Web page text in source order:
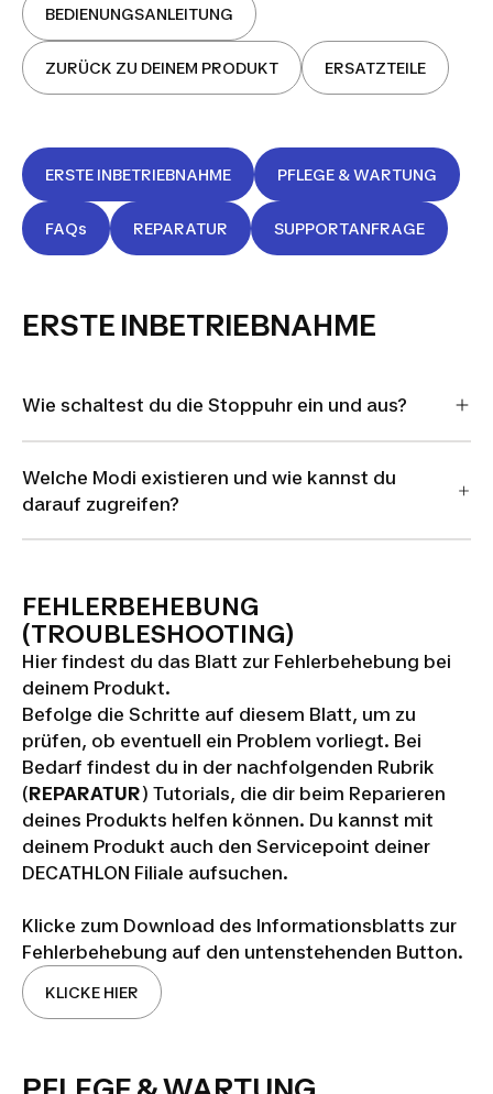
BEDIENUNGSANLEITUNG
ZURÜCK ZU DEINEM PRODUKT ERSATZTEILE
ERSTE INBETRIEBNAHME PFLEGE & WARTUNG
FAQs REPARATUR SUPPORTANFRAGE
ERSTE INBETRIEBNAHME
Wie schaltest du die Stoppuhr ein und aus?
Welche Modi existieren und wie kannst du
darauf zugreifen?
FEHLERBEHEBUNG
(TROUBLESHOOTING)
Hier findest du das Blatt zur Fehlerbehebung bei
deinem Produkt.
Befolge die Schritte auf diesem Blatt, um zu
prüfen, ob eventuell ein Problem vorliegt. Bei
Bedarf findest du in der nachfolgenden Rubrik
(REPARATUR) Tutorials, die dir beim Reparieren
deines Produkts helfen können. Du kannst mit
deinem Produkt auch den Servicepoint deiner
DECATHLON Filiale aufsuchen.
Klicke zum Download des Informationsblatts zur
Fehlerbehebung auf den untenstehenden Button.
KLICKE HIER